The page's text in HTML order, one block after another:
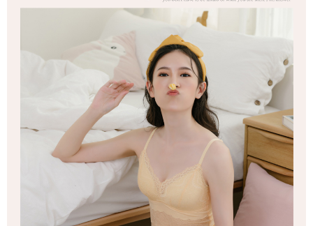
Syarikat, dan pelanggan hendaklah membuat pembayaran mengikut
perjanjian menggunakan sistem bil Syarikat.
Untuk memenuhi hubungan kontrak yang terjalin melalui persetujuan
penggunaan OP Pay Later, peniaga akan memberikan maklumat peribadi
anda (termasuk nama, nombor telefon, atau alamat) kepada Syarikat bagi
tujuan pengumpulan, pemprosesan dan penggunaan data yang
diperlukan untuk pengebilan ansuran, termasuk pengesahan,
pengesahan semula dan pembetulan.
Untuk terma perkhidmatan penuh, sila rujuk pautan berikut:
https://oppay.tw/userRule
" target="_blank" class="link revert-
style">https://oppay.tw/userRule
【Panduan Penggunaan Pembayaran Ansuran Gogo】
1. Perkhidmatan ini disediakan oleh Taiwan Mobile, pengguna telefon
mudah alih boleh segera menggunakan tanpa perlu memohon lagi.
(Hanya untuk nombor langganan peribadi, tidak terbuka untuk syarikat
Perkhidmatan AFTEE Beli Sekarang Bayar Kemudian disediakan oleh NP
Taiwan, Inc. dan AFTEE akan membuat bil kepada pengguna. AFTEE
akan menggunakan data peribadi yang dikumpul (termasuk nama
pembeli, no. telefon, nama penerima, no. telefon, alamat penerima) untuk
penggunaan perkhidmatan. Sila rujuk kepada "Penyata Pengumpulan
Data Peribadi, Pemprosesan, Penggunaan"
(https://aftee.tw/privacypolicy/) untuk maklumat lanjut.
Jumlah yang diperakui untuk pengguna kali pertama yang lulus
kelulusan boleh sehingga NT$10,000. Jika pengguna tidak membuat
pembayaran dalam tempoh tersebut, yuran pembayaran lewat sebanyak
20% setahun akan dikenakan. Pengguna bawah umur dikehendaki
mendapatkan kebenaran daripada ibu bapa atau penjaga yang sah
untuk menggunakan AFTEE.
Sila hubungi NP Taiwan Inc. dics_tw@netprotections.co.jp jika anda
mempunyai sebarang kebimbangan mengenai pemprosesan dan
NT$80/pesanan | Penghantaran percuma untuk pesanan
NT$799 atau lebih
7-11取貨(快速到店)
NT$80/pesanan | Penghantaran percuma untuk pesanan
NT$890 atau lebih
國家/地區配送 Kadar Penghantaran